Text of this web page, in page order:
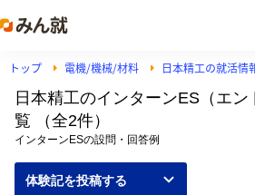
トップ 電機/機械/材料 日本精工の就活情
日本精工のインターンES（エ
覧 （全2件）
インターンESの設問・回答例
体験記を投稿する